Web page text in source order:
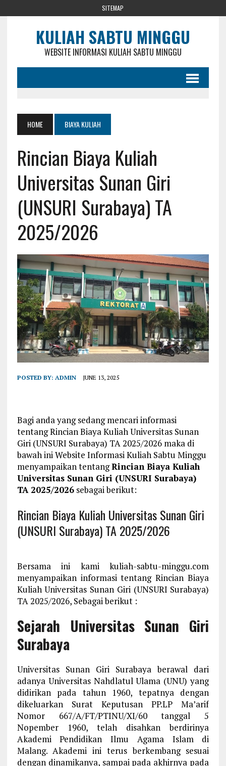
SITEMAP
KULIAH SABTU MINGGU
WEBSITE INFORMASI KULIAH SABTU MINGGU
HOME BIAYA KULIAH
Rincian Biaya Kuliah
Universitas Sunan Giri
(UNSURI Surabaya) TA
2025/2026
POSTED BY: ADMIN JUNE 13, 2025
Bagi anda yang sedang mencari informasi
tentang Rincian Biaya Kuliah Universitas Sunan
Giri (UNSURI Surabaya) TA 2025/2026 maka di
bawah ini Website Informasi Kuliah Sabtu Minggu
menyampaikan tentangRincian Biaya Kuliah
Universitas Sunan Giri (UNSURI Surabaya)
TA 2025/2026sebagai berikut:
Rincian Biaya Kuliah Universitas Sunan Giri
(UNSURI Surabaya) TA 2025/2026
Bersama ini kami kuliah-sabtu-minggu.com
menyampaikan informasi tentang Rincian Biaya
Kuliah Universitas Sunan Giri (UNSURI Surabaya)
TA 2025/2026, Sebagai berikut :
Sejarah Universitas Sunan Giri
Surabaya
Universitas Sunan Giri Surabaya berawal dari
adanya Universitas Nahdlatul Ulama (UNU) yang
didirikan pada tahun 1960, tepatnya dengan
dikeluarkan Surat Keputusan PP.LP Ma’arif
Nomor 667/A/FT/PTINU/XI/60 tanggal 5
Nopember 1960, telah disahkan berdirinya
Akademi Pendidikan Ilmu Agama Islam di
Malang. Akademi ini terus berkembang sesuai
dengan dinamikanya, sampai pada akhirnya pada